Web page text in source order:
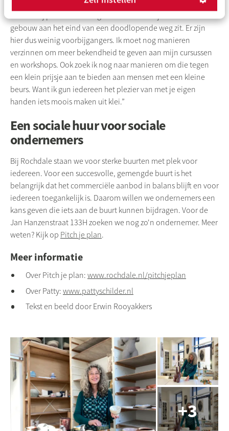
woon ook nog eens drie minuten hiervandaan, dus de locatie
gebouw aan het eind van een doodlopende weg zit. Er zijn
hier dus weinig voorbijgangers. Ik moet nog manieren
verzinnen om meer bekendheid te geven aan mijn cursussen
en workshops. Ook zoek ik nog naar manieren om die tegen
een klein prijsje aan te bieden aan mensen met een kleine
beurs. Want ik gun iedereen het plezier van met je eigen
handen iets moois maken uit klei.”
Een sociale huur voor sociale
ondernemers
Bij Rochdale staan we voor sterke buurten met plek voor
iedereen. Voor een succesvolle, gemengde buurt is het
belangrijk dat het commerciële aanbod in balans blijft en voor
iedereen toegankelijk is. Daarom willen we ondernemers een
kans geven die iets aan de buurt kunnen bijdragen. Voor de
Jan Hanzenstraat 133H zoeken we nog zo'n ondernemer. Meer
weten? Kijk op Pitch je plan.
Meer informatie
Over Pitch je plan: www.rochdale.nl/pitchjeplan
Over Patty: www.pattyschilder.nl
Tekst en beeld door Erwin Rooyakkers